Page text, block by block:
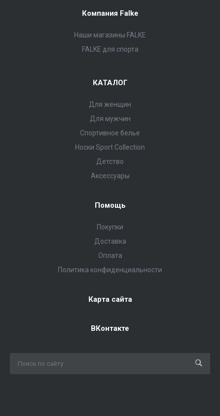
Компания Falke
Наши магазины FALKE
FALKE для спорта
КАТАЛОГ
Для женщин
Для мужчин
Спортивное белье
Носки Sport Collection
Детство
Аксессуары
Помощь
Покупки
Доставка
Оплата
Политика конфиденциальности
Карта сайта
ВКонтакте